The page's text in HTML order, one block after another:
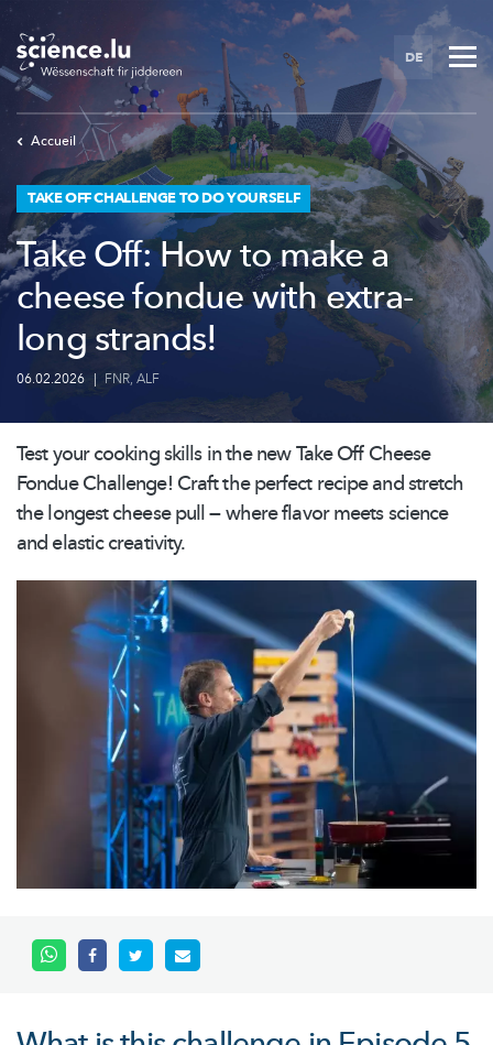
Skip
main
content
DE
Accueil
TAKE OFF CHALLENGE TO DO YOURSELF
Take Off: How to make a
cheese fondue with extra-
long strands!
06.02.2026 | FNR, ALF
Test your cooking skills in the new Take Off Cheese
Fondue Challenge! Craft the perfect recipe and stretch
the longest cheese pull — where flavor meets science
and elastic creativity.